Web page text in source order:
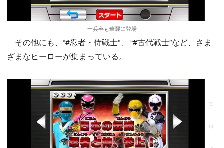
一兵卒も華麗に登場
その他にも、“#忍者・侍戦士”、 “#古代戦士”など、さま
ざまなヒーローが集まっている。